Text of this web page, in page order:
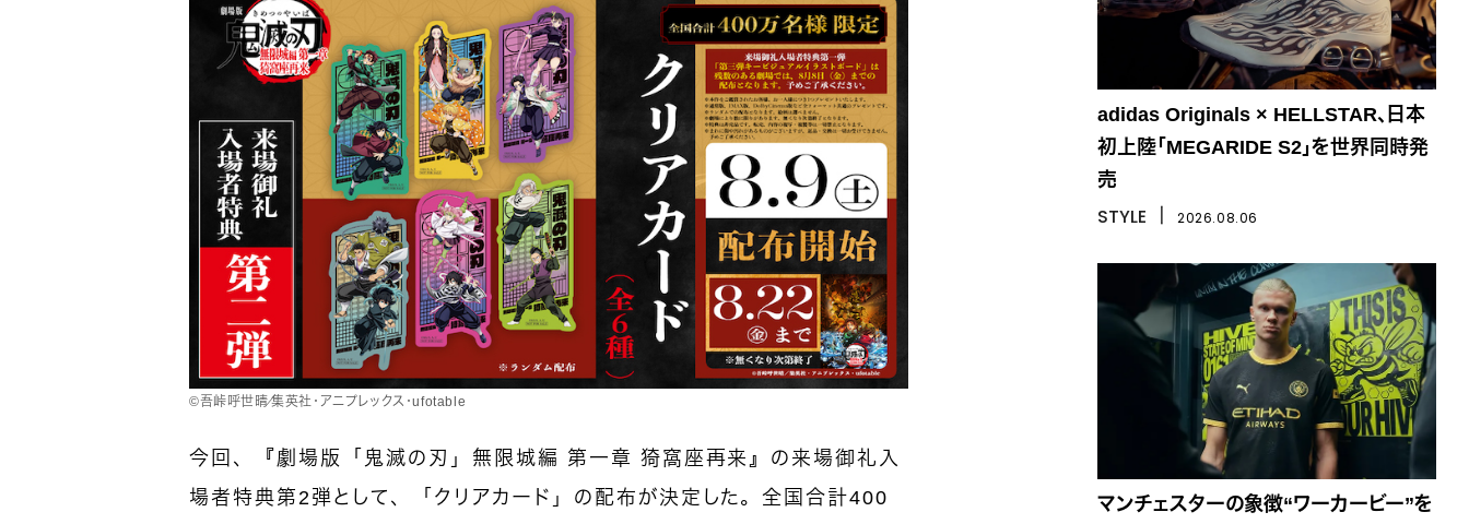
©︎吾峠呼世晴／集英社・アニプレックス・ufotable
今回、『劇場版「鬼滅の刃」無限城編 第一章 猗窩座再来』の来場御礼入
場者特典第2弾として、「クリアカード」の配布が決定した。全国合計400
adidas Originals × HELLSTAR、日本
初上陸「MEGARIDE S2」を世界同時発
売
STYLE 2026.08.06
マンチェスターの象徴“ワーカービー”を